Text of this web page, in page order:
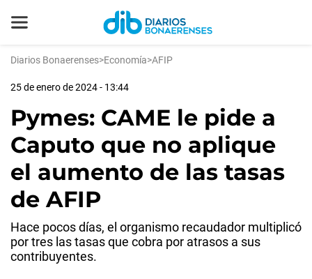
Diarios Bonaerenses>Economía>AFIP
25 de enero de 2024 - 13:44
Pymes: CAME le pide a
Caputo que no aplique
el aumento de las tasas
de AFIP
Hace pocos días, el organismo recaudador multiplicó
por tres las tasas que cobra por atrasos a sus
contribuyentes.